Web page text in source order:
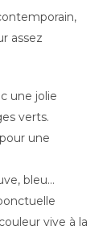
assez
une jolie
verts.
une
bleu…
vive à la